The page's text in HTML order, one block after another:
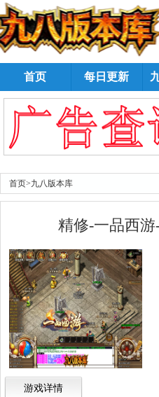
首页 每日更新
首页>九八版本库
精修-一品西
游戏详情